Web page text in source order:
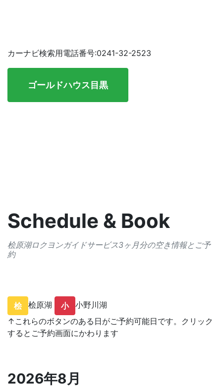
カーナビ検索用電話番号:0241-32-2523
ゴールドハウス目黒
Schedule & Book
桧原湖ロクヨンガイドサービス3ヶ月分の空き情報とご予
約
桧 桧原湖 小
小野川湖
↑これらのボタンのある日がご予約可能日です。クリック
するとご予約画面にかわります
2026年8月